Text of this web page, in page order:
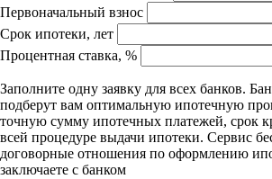
Первоначальный взнос
Срок ипотеки, лет
Процентная ставка, %
Заполните одну заявку для всех банков.
подберут вам оптимальную ипотечную
точную сумму ипотечных платежей, срок
всей процедуре выдачи ипотеки. Сервис
договорные отношения по оформлению
заключаете с банком